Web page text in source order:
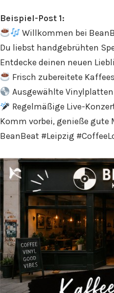
Beispiel-Post 1:
Willkommen bei
Du liebst handgebrühten
Entdecke deinen neuen
Frisch zubereitete
Ausgewählte Vinylplatten
Regelmäßige Live-
Komm vorbei, genieße
BeanBeat #Leipzig